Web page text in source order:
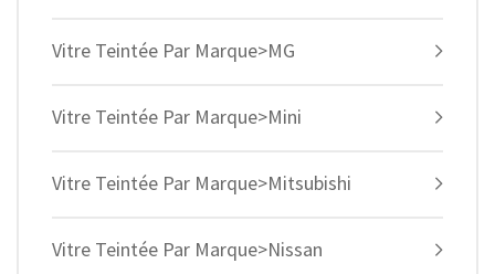
Vitre Teintée Par Marque>MG
Vitre Teintée Par Marque>Mini
Vitre Teintée Par Marque>Mitsubishi
Vitre Teintée Par Marque>Nissan